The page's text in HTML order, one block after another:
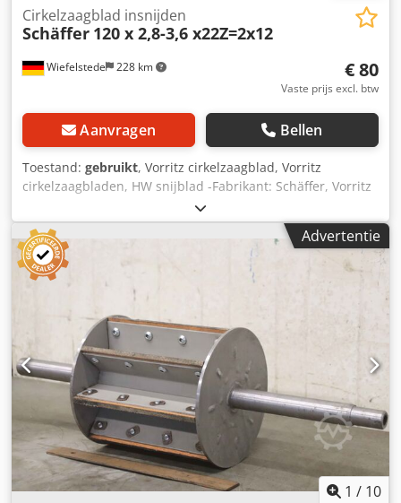
Wiefelstede 228 km
Cirkelzaagblad insnijden
Schäffer 120 x 2,8-3,6 x22Z=2x12
€ 80
Vaste prijs excl. btw
Aanvragen Bellen
Toestand: gebruikt, Vorritz cirkelzaagblad, Vorritz
cirkelzaagbladen, HW snijblad -Fabrikant: Schäffer, Vorritz
cirkelzaagbladen HW snijmes 2-delig, verstelbaar -Type:
120 x 2,8-3,6 x22Z=2x12 -Aantal: 9x snijbladen beschikbaar
-Prijs: per stuk Dcedeuvaaaspfx Anzjk -Afmetingen doos:
225/220/H10 mm -Gewicht: 0,3 kg/stuk
Advertentie
1 / 10